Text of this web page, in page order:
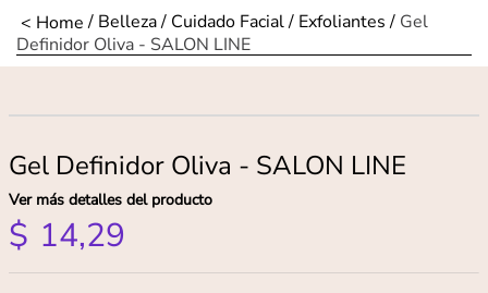
Belleza Cuidado Facial Exfoliantes
Gel
Definidor Oliva - SALON LINE
Gel Definidor Oliva - SALON LINE
Ver más detalles del producto
$ 14,29